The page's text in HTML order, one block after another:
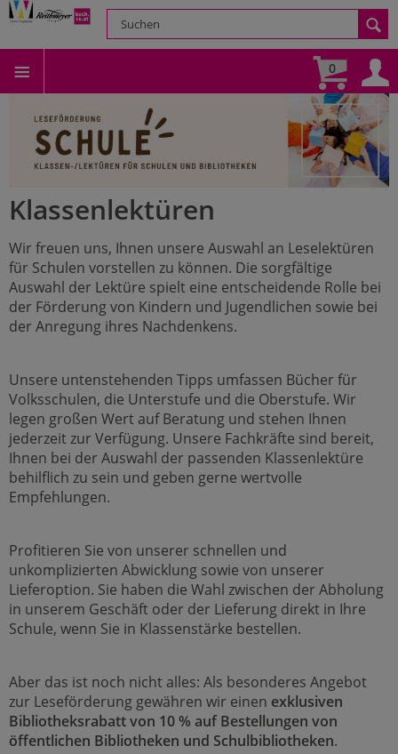
0
Onlineshop Scherz-
Klassenlektüren
Wir freuen uns, Ihnen unsere Auswahl an Leselektüren
für Schulen vorstellen zu können. Die sorgfältige
Auswahl der Lektüre spielt eine entscheidende Rolle bei
der Förderung von Kindern und Jugendlichen sowie bei
der Anregung ihres Nachdenkens.
Unsere untenstehenden Tipps umfassen Bücher für
Volksschulen, die Unterstufe und die Oberstufe. Wir
legen großen Wert auf Beratung und stehen Ihnen
jederzeit zur Verfügung. Unsere Fachkräfte sind bereit,
Ihnen bei der Auswahl der passenden Klassenlektüre
behilflich zu sein und geben gerne wertvolle
Empfehlungen.
Profitieren Sie von unserer schnellen und
unkomplizierten Abwicklung sowie von unserer
Lieferoption. Sie haben die Wahl zwischen der Abholung
in unserem Geschäft oder der Lieferung direkt in Ihre
Schule, wenn Sie in Klassenstärke bestellen.
Aber das ist noch nicht alles: Als besonderes Angebot
zur Leseförderung gewähren wir einen exklusiven
Bibliotheksrabatt von 10 % auf Bestellungen von
öffentlichen Bibliotheken und Schulbibliotheken.